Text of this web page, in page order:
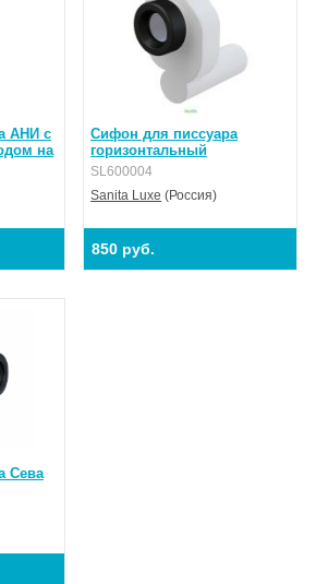
АНИ c
на
Сифон для писсуара
горизонтальный
SL600004
Sanita Luxe (Россия)
850 руб.
Сева